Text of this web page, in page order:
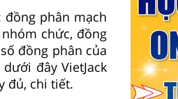
phân mạch
chức, đồng
đồng phân của
đây VietJack
đủ, chi tiết.